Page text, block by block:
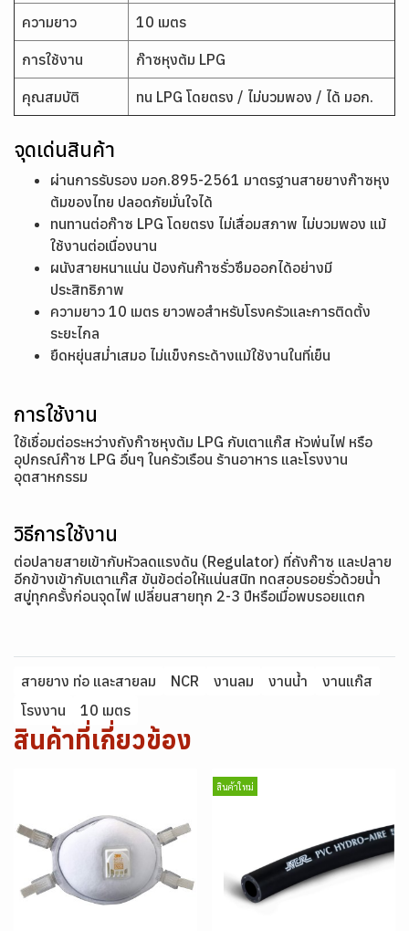
ความยาว 10 เมตร
การใช้งาน ก๊าซหุงต้ม LPG
คุณสมบัติ ทน LPG โดยตรง / ไม่บวมพอง / ได้ มอก.
จุดเด่นสินค้า
ผ่านการรับรอง มอก.895-2561 มาตรฐานสายยางก๊าซหุง
ต้มของไทย ปลอดภัยมั่นใจได้
ทนทานต่อก๊าซ LPG โดยตรง ไม่เสื่อมสภาพ ไม่บวมพอง แม้
ใช้งานต่อเนื่องนาน
ผนังสายหนาแน่น ป้องกันก๊าซรั่วซึมออกได้อย่างมี
ประสิทธิภาพ
ความยาว 10 เมตร ยาวพอสำหรับโรงครัวและการติดตั้ง
ระยะไกล
ยืดหยุ่นสม่ำเสมอ ไม่แข็งกระด้างแม้ใช้งานในที่เย็น
การใช้งาน
ใช้เชื่อมต่อระหว่างถังก๊าซหุงต้ม LPG กับเตาแก๊ส หัวพ่นไฟ หรือ
อุปกรณ์ก๊าซ LPG อื่นๆ ในครัวเรือน ร้านอาหาร และโรงงาน
อุตสาหกรรม
วิธีการใช้งาน
ต่อปลายสายเข้ากับหัวลดแรงดัน (Regulator) ที่ถังก๊าซ และปลาย
อีกข้างเข้ากับเตาแก๊ส ขันข้อต่อให้แน่นสนิท ทดสอบรอยรั่วด้วยน้ำ
สบู่ทุกครั้งก่อนจุดไฟ เปลี่ยนสายทุก 2-3 ปีหรือเมื่อพบรอยแตก
สายยาง ท่อ และสายลม NCR งานลม งานน้ำ
งานแก๊ส
โรงงาน
10 เมตร
สินค้าที่เกี่ยวข้อง
สินค้าใหม่